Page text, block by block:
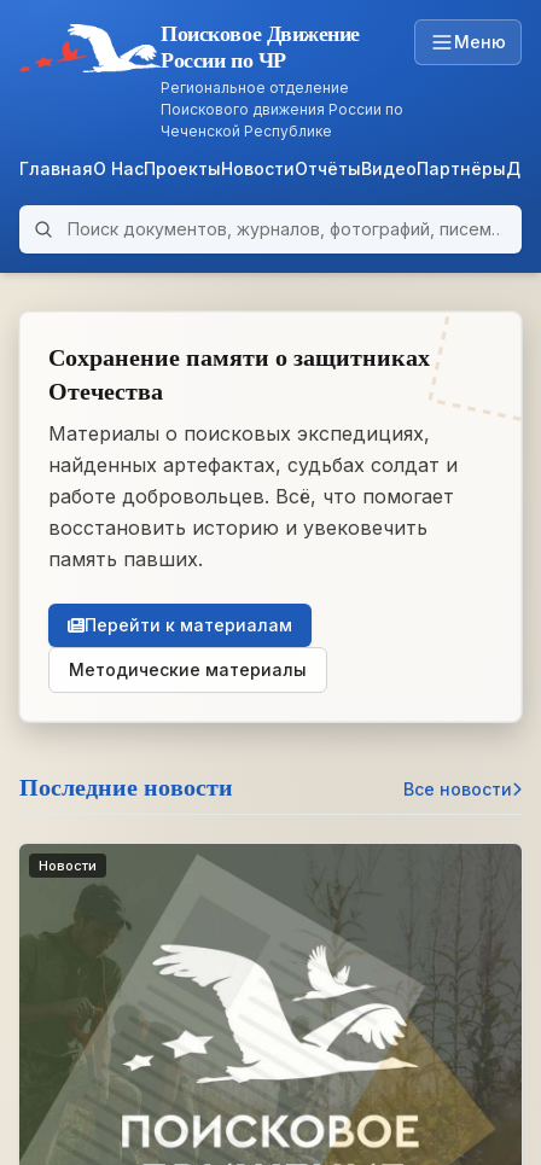
ARCHIVE
Поисковое Движение
России по ЧР
Региональное отделение
Поискового движения России по
Чеченской Республике
Меню
ГлавнаяО НасПроектыНовостиОтчётыВидеоПартнёры
Поиск по архиву
Сохранение памяти о защитниках
Отечества
Материалы о поисковых экспедициях,
найденных артефактах, судьбах солдат и
работе добровольцев. Всё, что помогает
восстановить историю и увековечить
память павших.
Перейти к материалам
Методические материалы
Последние новости Все новости
Новости